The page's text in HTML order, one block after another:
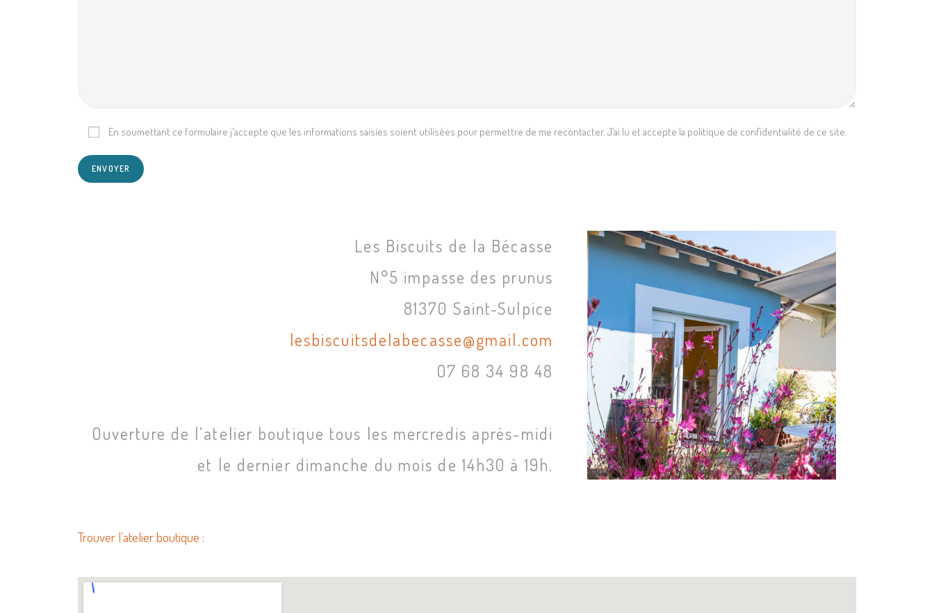
En soumettant ce formulaire j'accepte que les informations saisies soient utilisées pour permettre de me recontacter. J’ai lu et accepte la politique de confidentialité de ce site.
Les Biscuits de la Bécasse
N°5 impasse des prunus
81370 Saint-Sulpice
lesbiscuitsdelabecasse@gmail.com
07 68 34 98 48
Ouverture de l’atelier boutique tous les mercredis après-midi
et le dernier dimanche du mois de 14h30 à 19h.
Trouver l’atelier boutique :